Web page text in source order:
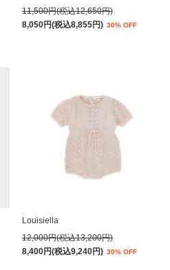
11,500円(税込12,650円)
8,050円(税込8,855円) 30% OFF
Louisiella
12,000円(税込13,200円)
8,400円(税込9,240円) 30% OFF